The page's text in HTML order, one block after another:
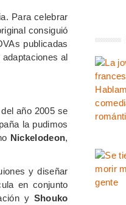
Para celebrar
consiguió
publicadas
al
año 2005 se
la pudimos
Nickelodeon,
y diseñar
en conjunto
y Shouko